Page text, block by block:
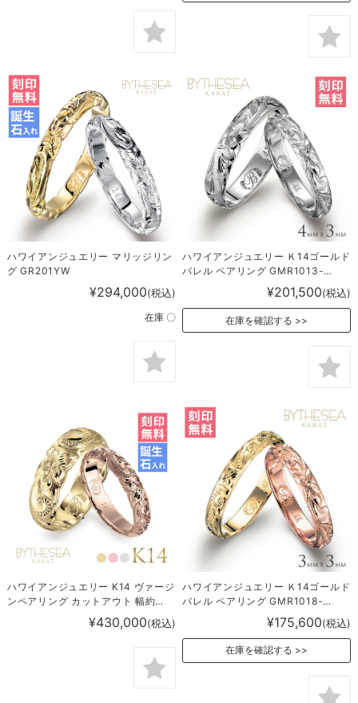
ハワイアンジュエリー マリッジリン
グ GR201YW
¥294,000(税込)
在庫 〇
ハワイアンジュエリー Ｋ14ゴールド
バレル ペアリング GMR1013-
¥201,500(税込)
在庫を確認する
ハワイアンジュエリー K14 ヴァージ
ンペアリング カットアウト 幅約
3.5mm＆幅約5.5mm 結婚指輪
GSR201-GSR202P¥430,000(税込)
ハワイアンジュエリー Ｋ14ゴールド
バレル ペアリング GMR1018-
¥175,600(税込)
在庫を確認する